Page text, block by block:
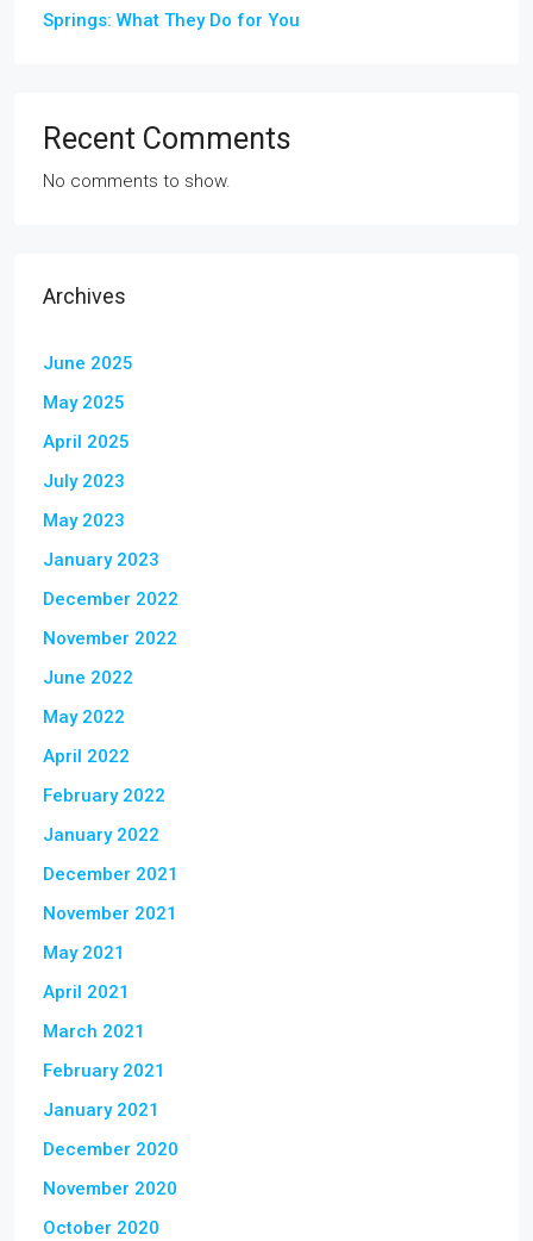
Springs: What They Do for You
Recent Comments
No comments to show.
Archives
June 2025
May 2025
April 2025
July 2023
May 2023
January 2023
December 2022
November 2022
June 2022
May 2022
April 2022
February 2022
January 2022
December 2021
November 2021
May 2021
April 2021
March 2021
February 2021
January 2021
December 2020
November 2020
October 2020